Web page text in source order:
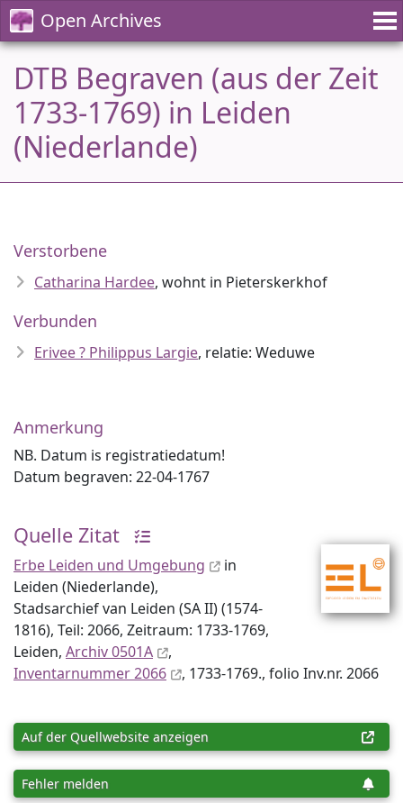
Open Archives
DTB Begraven (aus der Zeit
1733-1769) in Leiden
(Niederlande)
Verstorbene
Catharina Hardee, wohnt in Pieterskerkhof
Verbunden
Erivee ? Philippus Largie, relatie: Weduwe
Anmerkung
NB. Datum is registratiedatum!
Datum begraven: 22-04-1767
Quelle Zitat
Erbe Leiden und Umgebung
in
Leiden (Niederlande),
Stadsarchief van Leiden (SA II) (1574-
1816), Teil: 2066, Zeitraum: 1733-1769,
Leiden, Archiv 0501A
,
Inventar­nummer 2066
, 1733-1769., folio Inv.nr. 2066
Auf der Quellwebsite anzeigen
Fehler melden